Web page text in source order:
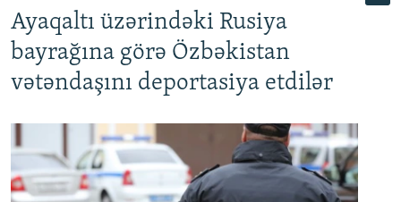
Ayaqaltı üzərindəki Rusiya
bayrağına görə Özbəkistan
vətəndaşını deportasiya etdilər